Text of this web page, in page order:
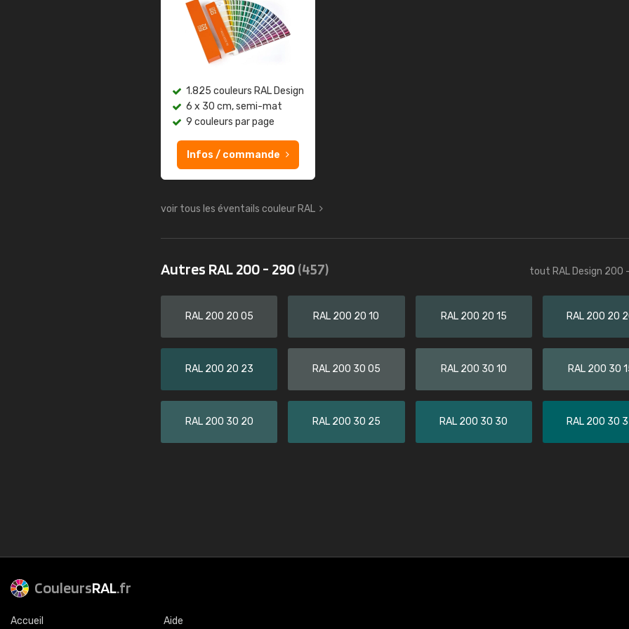
1.825 couleurs RAL Design
6 x 30 cm, semi-mat
9 couleurs par page
Infos / commande
voir tous les éventails couleur RAL
Autres RAL 200 - 290(457) tout RAL Design 200
RAL 200 20 05 RAL 200 20 10 RAL 200 20 15 RAL 200 20
RAL 200 20 23 RAL 200 30 05 RAL 200 30 10 RAL 200 30
RAL 200 30 20 RAL 200 30 25 RAL 200 30 30 RAL 200 30
CouleursRAL.fr
Accueil Aide